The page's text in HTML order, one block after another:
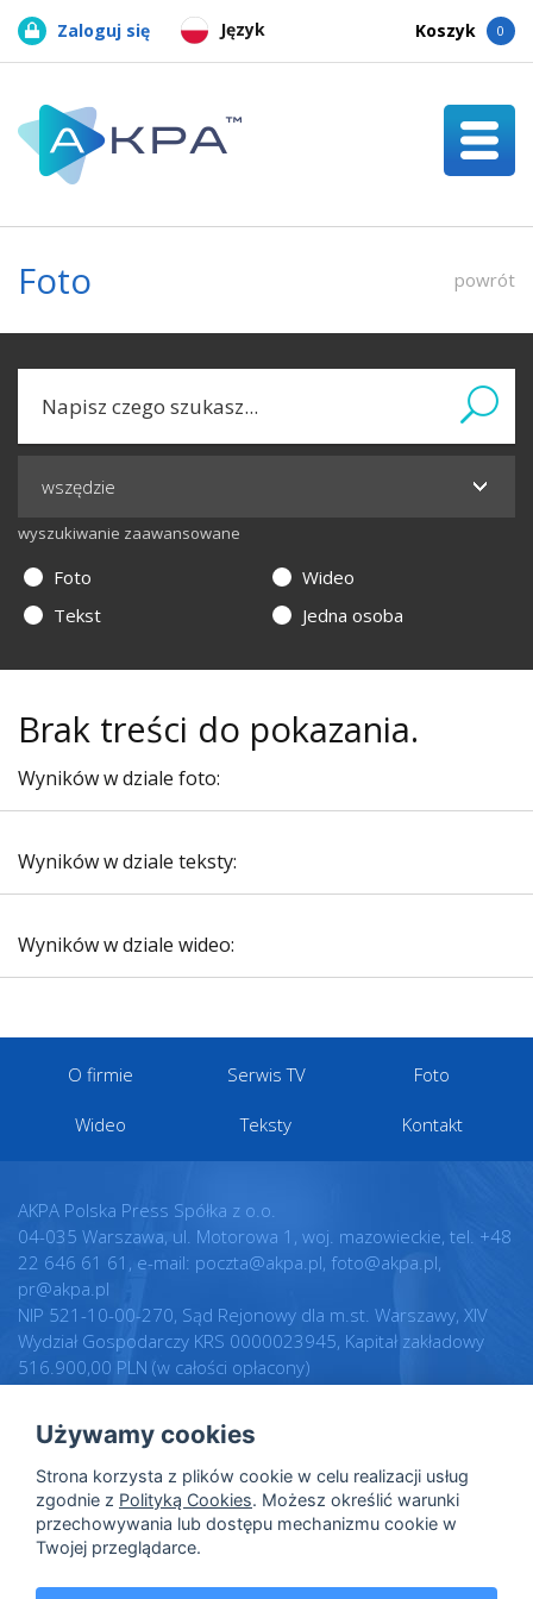
Język
Zaloguj się Koszyk 0
Foto powrót
wyszukiwanie zaawansowane
Foto
Wideo
Tekst
Jedna osoba
Brak treści do pokazania.
Wyników w dziale foto:
Wyników w dziale teksty:
Wyników w dziale wideo:
O firmie Serwis TV Foto
Wideo Teksty Kontakt
AKPA Polska Press Spółka z o.o.
04-035 Warszawa, ul. Motorowa 1, woj. mazowieckie, tel. +48
22 646 61 61, e-mail: poczta@akpa.pl, foto@akpa.pl,
pr@akpa.pl
NIP 521-10-00-270, Sąd Rejonowy dla m.st. Warszawy, XIV
Wydział Gospodarczy KRS 0000023945, Kapitał zakładowy
516.900,00 PLN (w całości opłacony)
Regulamin
Warunki licencji
Polityka prywatności
Polityka cookies
Dane osobowe
Realizacja:
Intellect.pl
Używamy cookies
Strona korzysta z plików cookie w celu realizacji usług
zgodnie z Polityką Cookies. Możesz określić warunki
przechowywania lub dostępu mechanizmu cookie w
Twojej przeglądarce.